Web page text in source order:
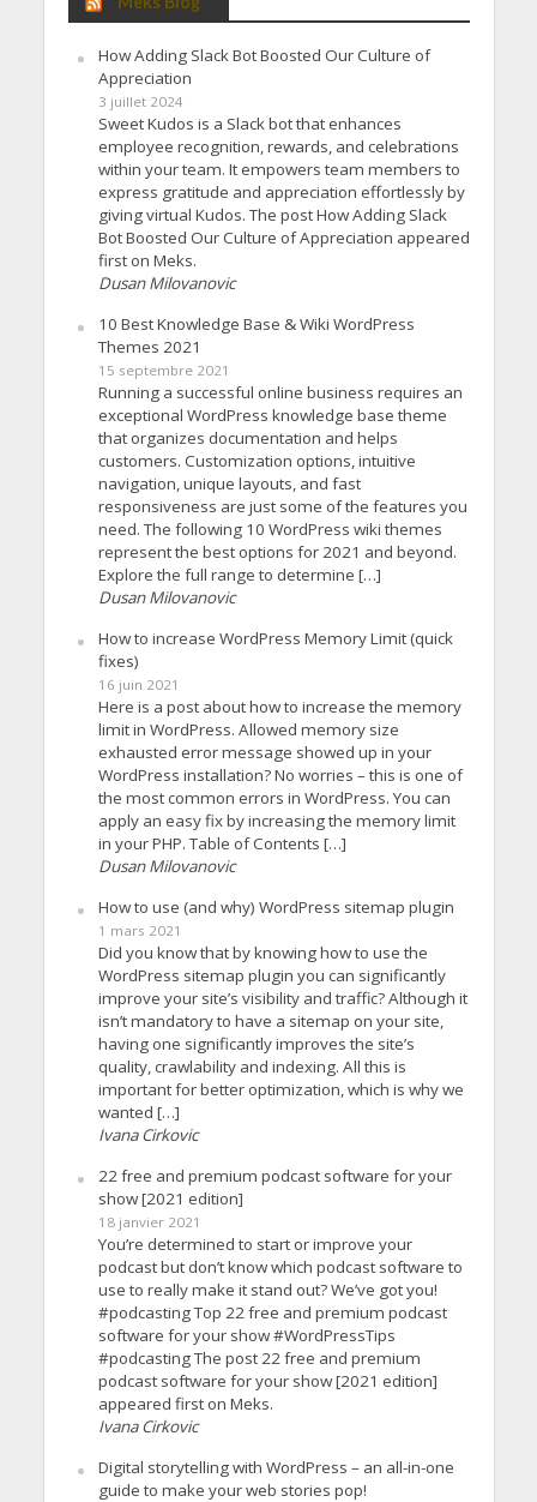
How Adding Slack Bot Boosted Our Culture of
Appreciation
3 juillet 2024
Sweet Kudos is a Slack bot that enhances
employee recognition, rewards, and celebrations
within your team. It empowers team members to
express gratitude and appreciation effortlessly by
giving virtual Kudos. The post How Adding Slack
Bot Boosted Our Culture of Appreciation appeared
first on Meks.
Dusan Milovanovic
10 Best Knowledge Base & Wiki WordPress
Themes 2021
15 septembre 2021
Running a successful online business requires an
exceptional WordPress knowledge base theme
that organizes documentation and helps
customers. Customization options, intuitive
navigation, unique layouts, and fast
responsiveness are just some of the features you
need. The following 10 WordPress wiki themes
represent the best options for 2021 and beyond.
Explore the full range to determine […]
Dusan Milovanovic
How to increase WordPress Memory Limit (quick
fixes)
16 juin 2021
Here is a post about how to increase the memory
limit in WordPress. Allowed memory size
exhausted error message showed up in your
WordPress installation? No worries – this is one of
the most common errors in WordPress. You can
apply an easy fix by increasing the memory limit
in your PHP. Table of Contents […]
Dusan Milovanovic
How to use (and why) WordPress sitemap plugin
1 mars 2021
Did you know that by knowing how to use the
WordPress sitemap plugin you can significantly
improve your site’s visibility and traffic? Although it
isn’t mandatory to have a sitemap on your site,
having one significantly improves the site’s
quality, crawlability and indexing. All this is
important for better optimization, which is why we
wanted […]
Ivana Cirkovic
22 free and premium podcast software for your
show [2021 edition]
18 janvier 2021
You’re determined to start or improve your
podcast but don’t know which podcast software to
use to really make it stand out? We’ve got you!
#podcasting Top 22 free and premium podcast
software for your show #WordPressTips
#podcasting The post 22 free and premium
podcast software for your show [2021 edition]
appeared first on Meks.
Ivana Cirkovic
Digital storytelling with WordPress – an all-in-one
guide to make your web stories pop!